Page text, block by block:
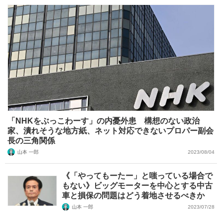
「NHKをぶっこわーす」の内憂外患 構想のない政治
家、潰れそうな地方紙、ネット対応できないプロパー副会
長の三角関係
山本 一郎 2023/08/04
《「やってもーたー」と嗤っている場合で
もない》ビッグモーターを中心とする中古
車と損保の問題はどう着地させるべきか
山本 一郎 2023/07/28